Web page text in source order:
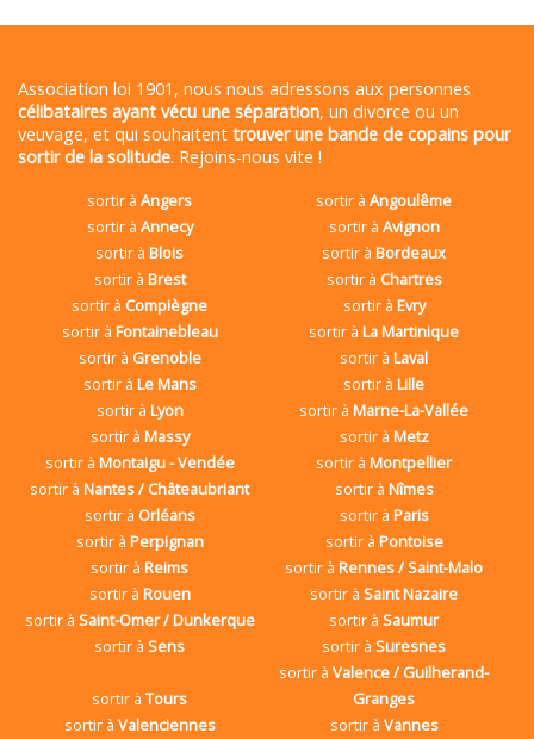
Association loi 1901, nous nous adressons aux personnes
célibataires ayant vécu une séparation, un divorce ou un
veuvage, et qui souhaitent trouver une bande de copains pour
sortir de la solitude. Rejoins-nous vite !
sortir àAngers sortir àAngoulême
sortir à Annecy sortir à Avignon
sortir àBlois sortir àBordeaux
sortir à Brest sortir à Chartres
sortir à Compiègne sortir à Evry
sortir à Fontainebleau sortir àLa Martinique
sortir à Grenoble sortir àLaval
sortir à Le Mans sortir àLille
sortir à Lyon sortir àMarne-La-Vallée
sortir à Massy sortir à Metz
sortir à Montaigu - Vendée sortir àMontpellier
sortir àNantes / Châteaubriant sortir à Nîmes
sortir à Orléans sortir à Paris
sortir à Perpignan sortir à Pontoise
sortir àReims sortir àRennes / Saint-Malo
sortir à Rouen sortir àSaint Nazaire
sortir à Saint-Omer / Dunkerque sortir àSaumur
sortir àSens sortir àSuresnes
sortir àTours
sortir àValence / Guilherand-
Granges
sortir à Valenciennes sortir à Vannes